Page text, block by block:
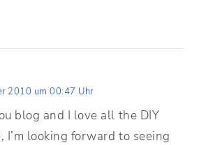
2010 um 00:47 Uhr
blog and I love all the DIY
I’m looking forward to seeing